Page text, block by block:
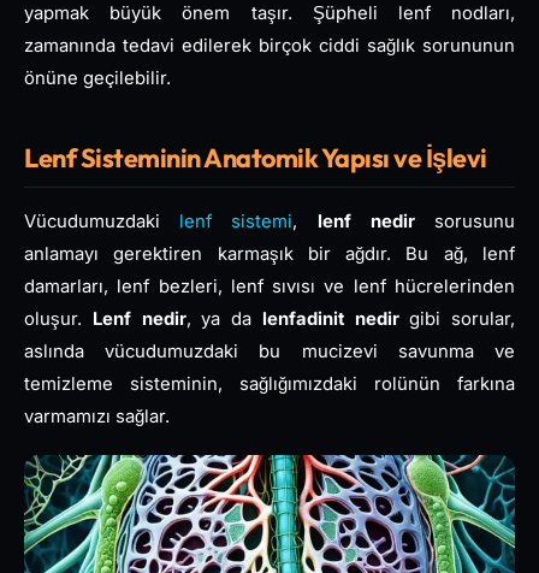
yapmak büyük önem taşır. Şüpheli lenf nodları,
zamanında tedavi edilerek birçok ciddi sağlık sorununun
önüne geçilebilir.
Lenf Sisteminin Anatomik Yapısı ve İşlevi
Vücudumuzdaki lenf sistemi, lenf nedirsorusunu
anlamayı gerektiren karmaşık bir ağdır. Bu ağ, lenf
damarları, lenf bezleri, lenf sıvısı ve lenf hücrelerinden
oluşur. Lenf nedir, ya da lenfadinit nedirgibi sorular,
aslında vücudumuzdaki bu mucizevi savunma ve
temizleme sisteminin, sağlığımızdaki rolünün farkına
varmamızı sağlar.